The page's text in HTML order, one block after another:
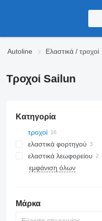
Autoline Ελαστικά / τροχοί
Τροχοί Sailun
Κατηγορία
τροχοί
ελαστικά φορτηγού
ελαστικά λεωφορείου
εμφάνιση όλων
Μάρκα